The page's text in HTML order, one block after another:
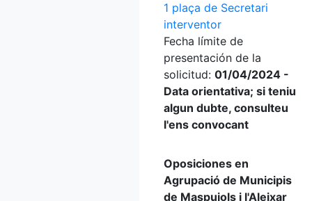
1 plaça de Secretari
interventor
Fecha límite de
presentación de la
solicitud: 01/04/2024 -
Data orientativa; si teniu
algun dubte, consulteu
l'ens convocant
Oposiciones en
Agrupació de Municipis
de Maspujols i l'Aleixar